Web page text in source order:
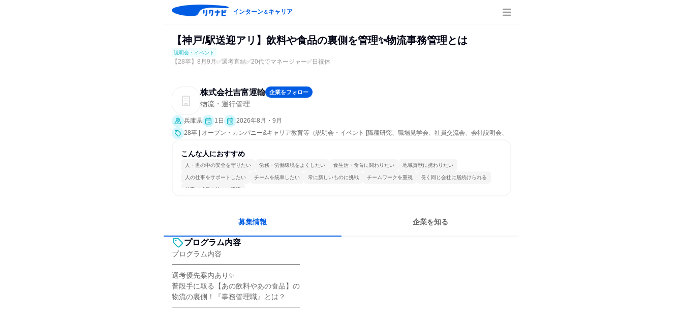
インターン＆キャリア
【神戸/駅送迎アリ】飲料や食品の裏側を管理✨物流事務管理とは
説明会・イベント
【28卒】8月9月✅選考直結✅20代でマネージャー✅日祝休
株式会社吉富運輸 企業をフォロー
物流・運行管理
兵庫県 1日
2026年8月・9月
28卒 | オープン・カンパニー&キャリア教育等（説明会・イベント [職種研究、職場見学会、社員交流会、会社説明会、
こんな人におすすめ
人・世の中の安全を守りたい 労務・労働環境をよくしたい 食生活・食育に関わりたい 地域貢献に携わりたい
人の仕事をサポートしたい チームを統率したい 常に新しいものに挑戦 チームワークを重視 長く同じ会社に居続けられる
若手が裁量を持てる環境
募集情報 企業を知る
プログラム内容
プログラム内容
━━━━━━━━━━━━━━━━━━
選考優先案内あり✨
普段手に取る【あの飲料やあの食品】の
物流の裏側！『事務管理職』とは？
━━━━━━━━━━━━━━━━━━